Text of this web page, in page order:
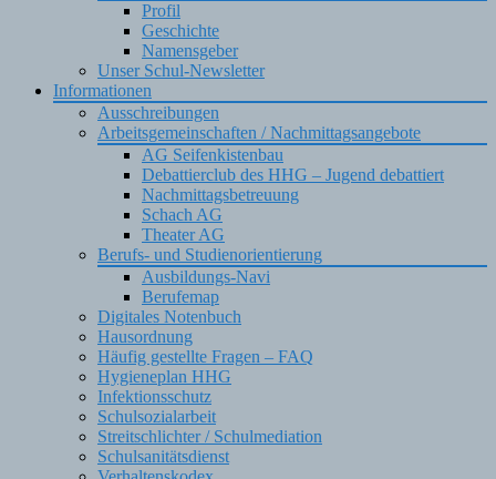
Profil
Geschichte
Namensgeber
Unser Schul-Newsletter
Informationen
Ausschreibungen
Arbeitsgemeinschaften / Nachmittagsangebote
AG Seifenkistenbau
Debattierclub des HHG – Jugend debattiert
Nachmittagsbetreuung
Schach AG
Theater AG
Berufs- und Studienorientierung
Ausbildungs-Navi
Berufemap
Digitales Notenbuch
Hausordnung
Häufig gestellte Fragen – FAQ
Hygieneplan HHG
Infektionsschutz
Schulsozialarbeit
Streitschlichter / Schulmediation
Schulsanitätsdienst